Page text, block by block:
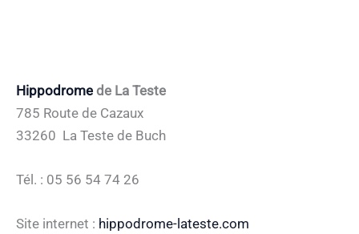
Hippodrome de La Teste
785 Route de Cazaux
33260 La Teste de Buch
Tél. : 05 56 54 74 26
Site internet : hippodrome-lateste.com